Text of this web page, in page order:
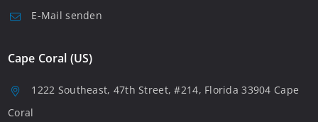
E-Mail senden
Cape Coral (US)
1222 Southeast, 47th Street, #214, Florida 33904 Cape
Coral